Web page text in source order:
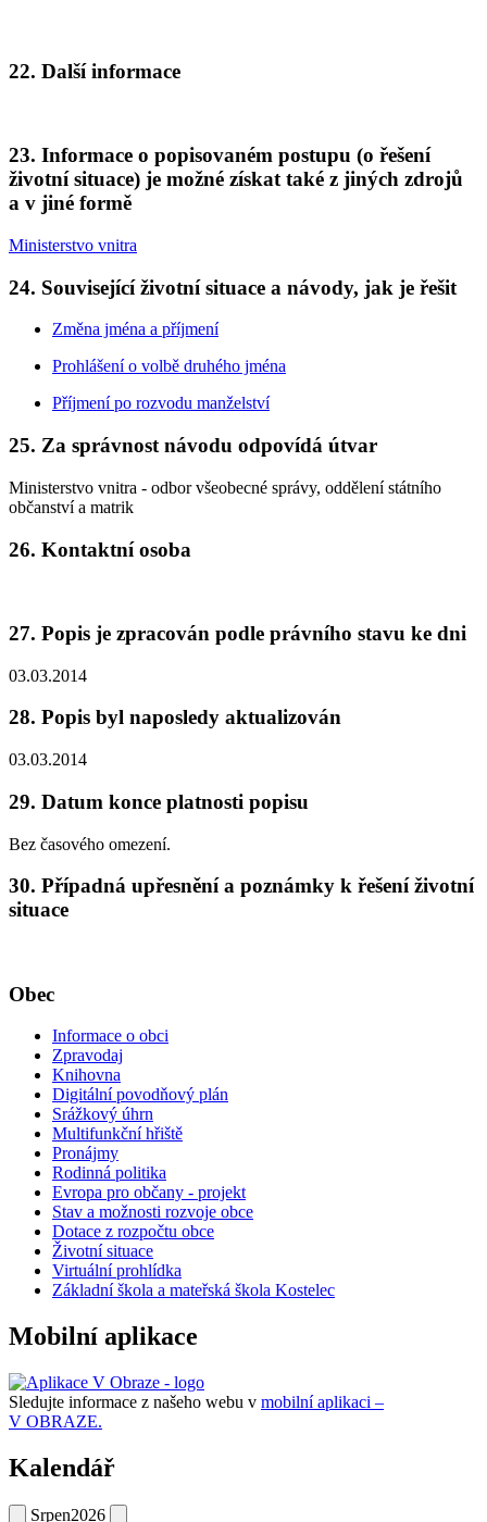
22. Další informace
23. Informace o popisovaném postupu (o řešení
životní situace) je možné získat také z jiných zdrojů
a v jiné formě
Ministerstvo vnitra
24. Související životní situace a návody, jak je řešit
Změna jména a příjmení
Prohlášení o volbě druhého jména
Příjmení po rozvodu manželství
25. Za správnost návodu odpovídá útvar
Ministerstvo vnitra - odbor všeobecné správy, oddělení státního
občanství a matrik
26. Kontaktní osoba
27. Popis je zpracován podle právního stavu ke dni
03.03.2014
28. Popis byl naposledy aktualizován
03.03.2014
29. Datum konce platnosti popisu
Bez časového omezení.
30. Případná upřesnění a poznámky k řešení životní
situace
Obec
Informace o obci
Zpravodaj
Knihovna
Digitální povodňový plán
Srážkový úhrn
Multifunkční hřiště
Pronájmy
Rodinná politika
Evropa pro občany - projekt
Stav a možnosti rozvoje obce
Dotace z rozpočtu obce
Životní situace
Virtuální prohlídka
Základní škola a mateřská škola Kostelec
Mobilní aplikace
Sledujte informace z našeho webu v mobilní aplikaci –
V OBRAZE.
Kalendář
Srpen2026